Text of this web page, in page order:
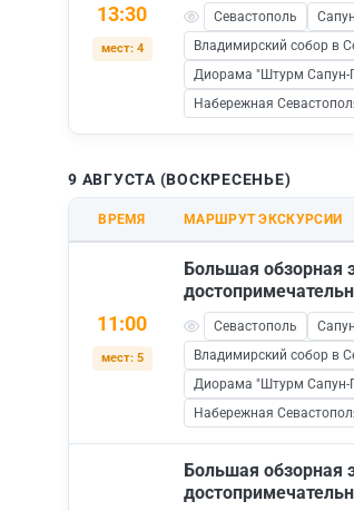
13:30
мест: 4
Севастополь
Владимирский собор в
Диорама "Штурм Сапун-
Набережная
9 АВГУСТА (ВОСКРЕСЕНЬЕ)
ВРЕМЯ МАРШРУТ ЭКСКУРСИИ
11:00
мест: 5
Большая обзорная
Севастополь
Владимирский собор в
Диорама "Штурм Сапун-
Набережная
Большая обзорная